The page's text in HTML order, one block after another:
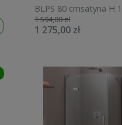
BLPS 80 cmsatyna H
powłoką anticalc
1 594,00 zł
1 275,00 zł